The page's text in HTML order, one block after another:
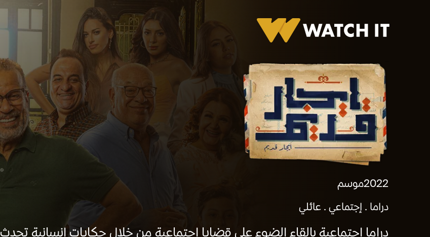
2022موسم
دراما
إجتماعي عائلي
دراما اجتماعية بإلقاء الضوء على قضايا اجتماعية من خلال حكايات إنسانية تحدث